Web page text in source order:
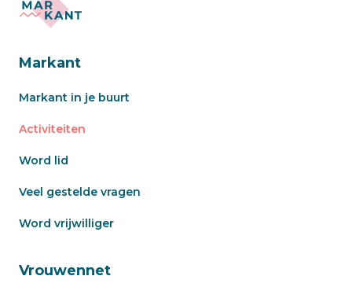
Markant
Markant in je buurt
Activiteiten
Word lid
Veel gestelde vragen
Word vrijwilliger
Vrouwennet